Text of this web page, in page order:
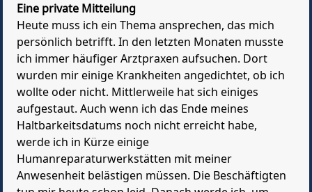
Eine private Mitteilung
Heute muss ich ein Thema ansprechen, das mich
persönlich betrifft. In den letzten Monaten musste
ich immer häufiger Arztpraxen aufsuchen. Dort
wurden mir einige Krankheiten angedichtet, ob ich
wollte oder nicht. Mittlerweile hat sich einiges
aufgestaut. Auch wenn ich das Ende meines
Haltbarkeitsdatums noch nicht erreicht habe,
werde ich in Kürze einige
Humanreparaturwerkstätten mit meiner
Anwesenheit belästigen müssen. Die Beschäftigten